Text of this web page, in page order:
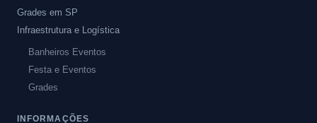
Grades em SP
Infraestrutura e Logística
Banheiros Eventos
Festa e Eventos
Grades
INFORMAÇÕES